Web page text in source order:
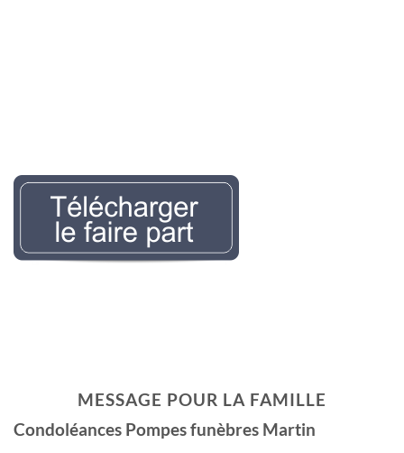
MESSAGE POUR LA FAMILLE
Condoléances Pompes funèbres Martin